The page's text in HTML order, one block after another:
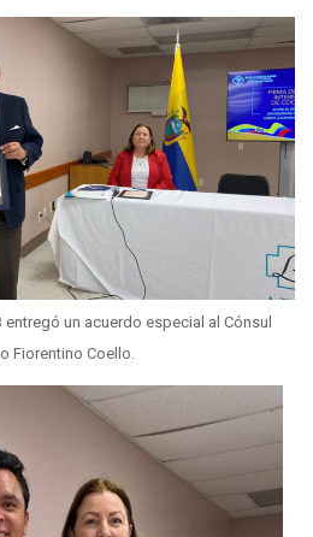
un acuerdo especial al Cónsul
Fiorentino Coello.